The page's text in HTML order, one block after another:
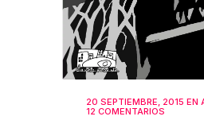
20 SEPTIEMBRE, 2015 EN
12 COMENTARIOS